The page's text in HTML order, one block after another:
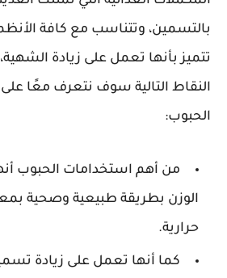
بالتسمين، وتتناسب مع كافة
تتميز بأنها تعمل على زيادة
النقاط التالية سوف نتعرف معًا على
الحبوب:
من أهم استخدامات الحبوب
حرارية.
كما أنها تعمل على زيادة